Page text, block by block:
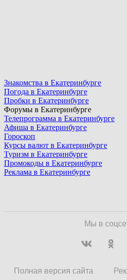
Знакомства в Екатеринбурге
Погода в Екатеринбурге
Пробки в Екатеринбурге
Форумы в Екатеринбурге
Телепрограмма в Екатеринбурге
Афиша в Екатеринбурге
Гороскоп
Курсы валют в Екатеринбурге
Туризм в Екатеринбурге
Промокоды в Екатеринбурге
Реклама в Екатеринбурге
Мы в
Полная версия сайта